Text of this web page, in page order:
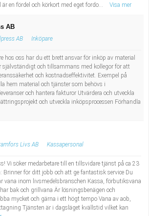
en fördel och körkort med eget fordo...
Visa mer
AB
AB Inköpare
hos oss har du ett brett ansvar för inköp av material
självständigt och tillsammans med kollegor för att
och kostnadseffektivitet. Exempel på
hem material och tjänster som behövs i
och hantera fakturor Utvärdera och utveckla
och utveckla inköpsprocessen Förhandla
Livs AB Kassapersonal
Vi söker medarbetare till en tillsvidare tjänst på ca 23
för ditt jobb och att ge fantastisk service Du
vana inom livsmedelsbranschen Kassa, förbutiksvana
bak och grillvana Är lösningsbenägen och
mycket och gärna i ett högt tempo Vana av aob,
Tjänsten är i dagsläget kvällstid vilket kan